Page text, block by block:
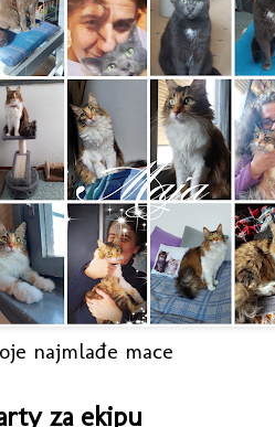
najmlađe mace
za ekipu